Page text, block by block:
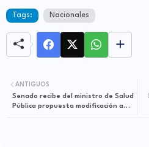
Tags: Nacionales
ANTIGUOS
Senado recibe del ministro de Salud
Pública propuesta modificación a